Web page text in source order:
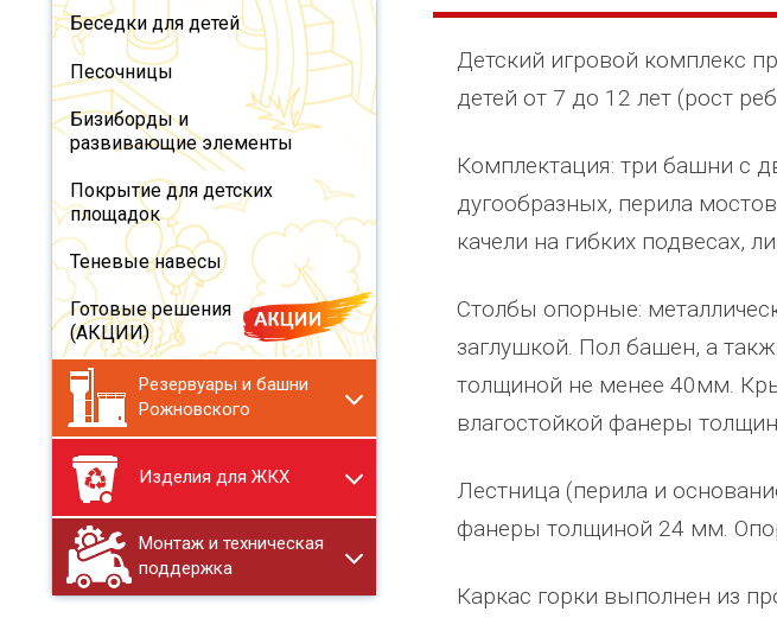
Беседки для детей
Песочницы
Бизиборды и
развивающие элементы
Покрытие для детских
площадок
Теневые навесы
Готовые решения
(АКЦИИ)
Резервуары и башни
Рожновского
Изделия для ЖКХ
Монтаж и техническая
поддержка
Детский игровой комплекс
детей от 7 до 12 лет (рост
Комплектация: три башни с
дугообразных, перила
качели на гибких подвесах,
Столбы опорные:
заглушкой. Пол башен, а
толщиной не менее 40мм.
влагостойкой фанеры
Лестница (перила и
фанеры толщиной 24 мм.
Каркас горки выполнен из